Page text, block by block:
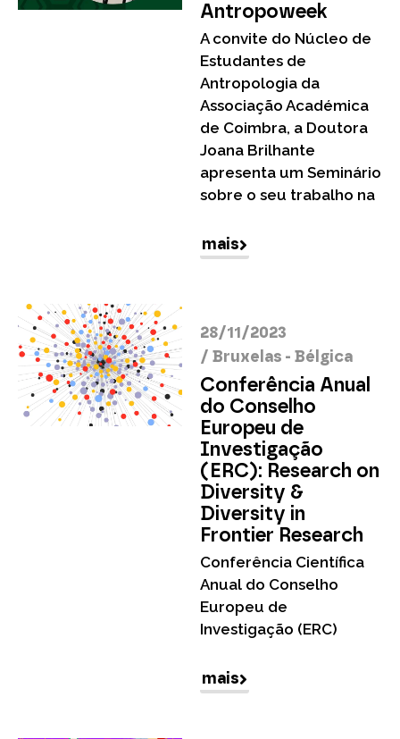
Antropoweek
A convite do Núcleo de
Estudantes de
Antropologia da
Associação Académica
de Coimbra, a Doutora
Joana Brilhante
apresenta um Seminário
sobre o seu trabalho na
mais
28/11/2023
/ Bruxelas - Bélgica
Conferência Anual
do Conselho
Europeu de
Investigação
(ERC): Research on
Diversity &
Diversity in
Frontier Research
Conferência Científica
Anual do Conselho
Europeu de
Investigação (ERC)
mais